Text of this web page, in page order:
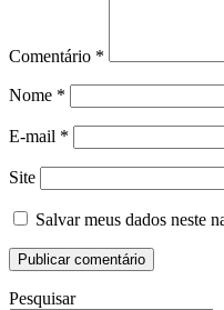
Comentário *
Nome *
E-mail *
Site
Salvar meus dados neste
Pesquisar